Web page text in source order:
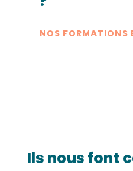
NOS FORMATIONS
Ils nous font